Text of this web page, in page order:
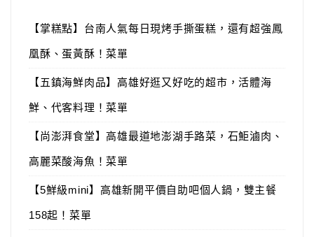
【掌糕點】台南人氣每日現烤手撕蛋糕，還有超強鳳
凰酥、蛋黃酥！菜單
【五鎮海鮮肉品】高雄好逛又好吃的超市，活體海
鮮、代客料理！菜單
【尚澎湃食堂】高雄最道地澎湖手路菜，石鮔滷肉、
高麗菜酸海魚！菜單
【5鮮級mini】高雄新開平價自助吧個人鍋，雙主餐
158起！菜單